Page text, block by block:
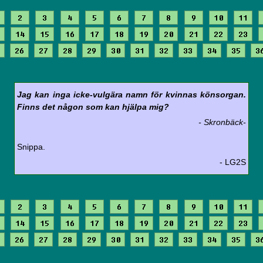
2 3 4 5 6 7 8 9 10 11
14 15 16 17 18 19 20 21 22 23
26 27 28 29 30 31 32 33 34 35
Jag kan inga icke-vulgära namn för kvinnas könsorgan.
Finns det någon som kan hjälpa mig?
- Skronbäck-
Snippa.
- LG2S
2 3 4 5 6 7 8 9 10 11
14 15 16 17 18 19 20 21 22 23
26 27 28 29 30 31 32 33 34 35